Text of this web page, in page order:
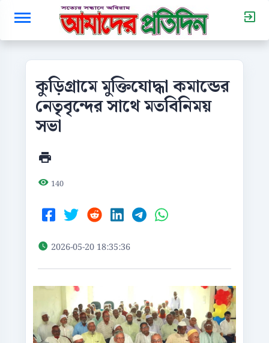
কুড়িগ্রামে মুক্তিযোদ্ধা কমান্ডের
নেতৃবৃন্দের সাথে মতবিনিময়
সভা
140
2026-05-20 18:35:36